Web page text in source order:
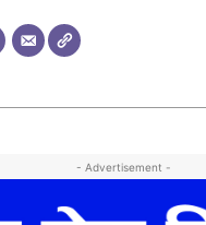
- Advertisement -